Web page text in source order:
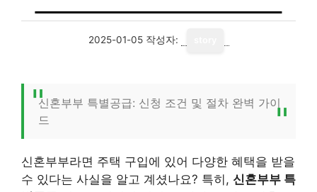
2025-01-05 작성자:
신혼부부 특별공급: 신청 조건 및 절차 완벽 가이
드
신혼부부라면 주택 구입에 있어 다양한 혜택을 받을
수 있다는 사실을 알고 계셨나요? 특히, 신혼부부 특